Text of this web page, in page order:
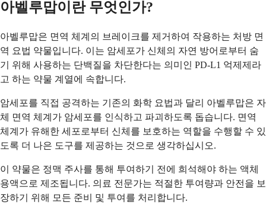
아벨루맙이란 무엇인가?
아벨루맙은 면역 체계의 브레이크를 제거하여 작용하는 처방 면
역 요법 약물입니다. 이는 암세포가 신체의 자연 방어로부터 숨
기 위해 사용하는 단백질을 차단한다는 의미인 PD-L1 억제제라
고 하는 약물 계열에 속합니다.
암세포를 직접 공격하는 기존의 화학 요법과 달리 아벨루맙은 자
체 면역 체계가 암세포를 인식하고 파괴하도록 돕습니다. 면역
체계가 유해한 세포로부터 신체를 보호하는 역할을 수행할 수 있
도록 더 나은 도구를 제공하는 것으로 생각하십시오.
이 약물은 정맥 주사를 통해 투여하기 전에 희석해야 하는 액체
용액으로 제조됩니다. 의료 전문가는 적절한 투여량과 안전을 보
장하기 위해 모든 준비 및 투여를 처리합니다.